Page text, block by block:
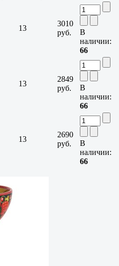
13
3010
руб.
В
наличии:
66
13
2849
руб.
В
наличии:
66
13
2690
руб.
В
наличии:
66